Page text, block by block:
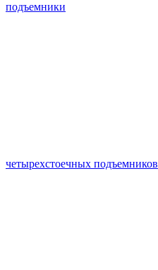
подъемники
четырехстоечных подъемников